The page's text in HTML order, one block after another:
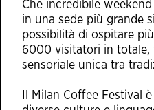
Che incredibile
in una sede più grande
possibilità di ospitare
6000 visitatori in totale,
sensoriale unica tra
Il Milan Coffee Festival